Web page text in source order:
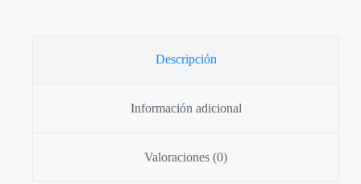
Descripción
Información adicional
Valoraciones (0)